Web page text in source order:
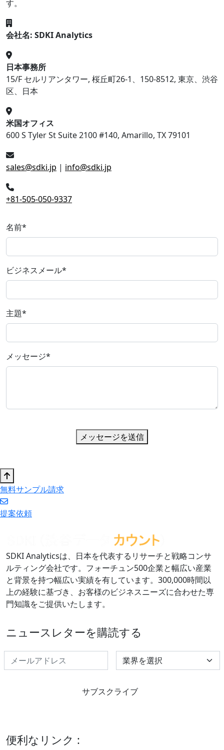
す。
会社名: SDKI Analytics
日本事務所
15/F セルリアンタワー, 桜丘町26-1、150-8512, 東京、渋谷
区、日本
米国オフィス
600 S Tyler St Suite 2100 #140, Amarillo, TX 79101
sales@sdki.jp | info@sdki.jp
+81-505-050-9337
名前*
ビジネスメール*
主題*
メッセージ*
メッセージを送信
無料サンプル請求
提案依頼
SDKI Analyticsは、日本を代表するリサーチと戦略コンサ
ルティング会社です。フォーチュン500企業と幅広い産業
と背景を持つ幅広い実績を有しています。300,000時間以
上の経験に基づき、お客様のビジネスニーズに合わせた専
門知識をご提供いたします。
ニュースレターを購読する
Select Industry
サブスクライブ
便利なリンク :